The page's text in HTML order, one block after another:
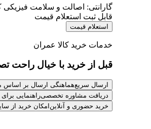
گارانتی: اصالت و سلامت فیزیکی
قابل ثبت استعلام قیمت
استعلام قیمت
خدمات خرید کالا عمران
قبل از خرید با خیال راحت
ارسال سریعهماهنگی ارسال بر
دریافت مشاوره تخصصیراهنمایی
خرید حضوری و آنلاین امکان خرید از